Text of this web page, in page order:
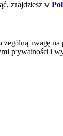
znajdziesz w
uwagę
prywatności i